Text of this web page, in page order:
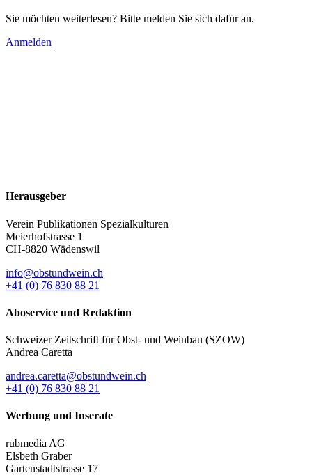
Sie möchten weiterlesen? Bitte melden Sie sich dafür an.
Anmelden
Herausgeber
Verein Publikationen Spezialkulturen
Meierhofstrasse 1
CH-8820 Wädenswil
info@obstundwein.ch
+41 (0) 76 830 88 21
Aboservice und Redaktion
Schweizer Zeitschrift für Obst- und Weinbau (SZOW)
Andrea Caretta
andrea.caretta@obstundwein.ch
+41 (0) 76 830 88 21
Werbung und Inserate
rubmedia AG
Elsbeth Graber
Gartenstadtstrasse 17